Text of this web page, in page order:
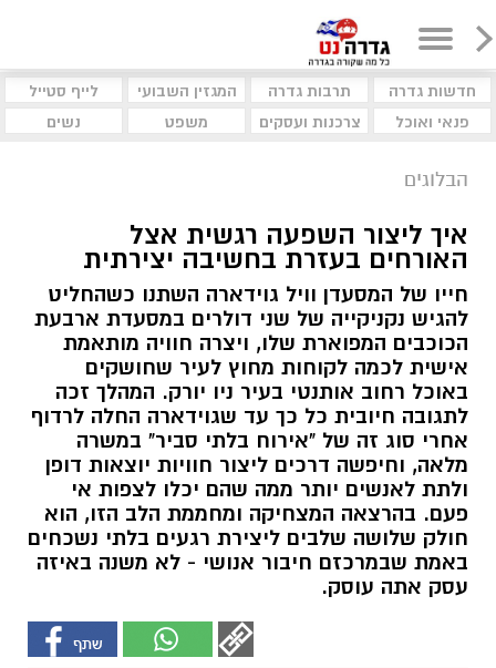
חדשות גדרה תרבות גדרה המגזין השבועי
לייף סטייל
פנאי ואוכל
צרכנות ועסקים משפט נשים
הבלוגים
איך ליצור השפעה רגשית אצל
האורחים בעזרת בחשיבה יצירתית
חייו של המסעדן וויל גוידארה השתנו כשהחליט
להגיש נקניקייה של שני דולרים במסעדת ארבעת
הכוכבים המפוארת שלו, ויצרה חוויה מותאמת
אישית לכמה לקוחות מחוץ לעיר שחושקים
באוכל רחוב אותנטי בעיר ניו יורק. המהלך זכה
לתגובה חיובית כל כך עד שגוידארה החלה לרדוף
אחרי סוג זה של "אירוח בלתי סביר" במשרה
מלאה, וחיפשה דרכים ליצור חוויות יוצאות דופן
ולתת לאנשים יותר ממה שהם יכלו לצפות אי
פעם. בהרצאה המצחיקה ומחממת הלב הזו, הוא
חולק שלושה שלבים ליצירת רגעים בלתי נשכחים
באמת שבמרכזם חיבור אנושי - לא משנה באיזה
עסק אתה עוסק.